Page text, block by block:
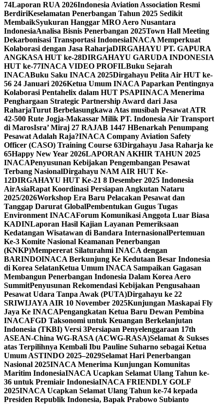
74Laporan RUA 2026Indonesia Aviation Association Resmi
BerdiriKeselamatan Penerbangan Tahun 2025 Sedikit
MembaikSyukuran Hanggar MRO Aero Nusantara
IndonesiaAnalisa Bisnis Penerbangan 2025Town Hall Meeting
Dekarbonisasi Transportasi IndonesiaINACA Memperkuat
Kolaborasi dengan Jasa RaharjaDIRGAHAYU PT. GAPURA
ANGKASA HUT ke-28DIRGAHAYU GARUDA INDONESIA
HUT ke-77INACA VIDEO PROFILBuku Sejarah
INACABuku Saku INACA 2025Dirgahayu Pelita Air HUT ke-
56 24 Januari 2026Ketua Umum INACA Paparkan Pentingnya
Kolaborasi Pentahelix dalam HUT PSAPIINACA Menerima
Penghargaan Strategic Partnership Award dari Jasa
RaharjaTurut Berbelasungkawa Atas musibah Pesawat ATR
42-500 Rute Jogja-Makassar Milik PT. Indonesia Air Transport
di MarosIsra’ Miraj 27 RAJAB 1447 HBenarkah Penumpang
Pesawat Adalah Raja?INACA Company Aviation Safety
Officer (CASO) Training Course 63Dirgahayu Jasa Raharja ke
65Happy New Year 2026LAPORAN AKHIR TAHUN 2025
INACAPenyusunan Kebijakan Pengembangan Pesawat
Terbang NasionalDirgahayu NAM AIR HUT Ke-
12DIRGAHAYU HUT Ke-21 8 Desember 2025 Indonesia
AirAsiaRapat Koordinasi Persiapan Angkutan Nataru
2025/2026Workshop Era Baru Pelacakan Pesawat dan
Tanggap Darurat GlobalPembentukan Gugus Tugas
Environment INACAForum Komunikasi Anggota Luar Biasa
KADINLaporan Hasil Kajian Layanan Pemeriksaan
Kedatangan Wisatawan di Bandara InternasionalPertemuan
Ke-3 Komite Nasional Keamanan Penerbangan
(KNKP)Mempererat Silaturahmi INACA dengan
BARINDOINACA Berkunjung Ke Kedutaan Besar Indonesia
di Korea SelatanKetua Umum INACA Sampaikan Gagasan
Membangun Penerbangan Indonesia Dalam Korea Aero
SummitPenyusunan Rekomendasi Kebijakan Pengusahaan
Pesawat Udara Tanpa Awak (PUTA)Dirgahayu ke 22
SRIWIJAYA AIR 10 November 2025Kunjungan Maskapai Fly
Jaya Ke INACAPengangkatan Ketua Baru Dewan Pembina
INACAFGD Taksonomi untuk Keuangan Berkelanjutan
Indonesia (TKBI) Versi 3Persiapan Penyelenggaraan 17th
ASEAN-China WG-RASA (ACWG-RASA)Selamat & Sukses
atas Terpilihnya Kembali Ibu Pauline Suharno sebagai Ketua
Umum ASTINDO 2025–2029Selamat Hari Penerbangan
Nasional 2025INACA Menerima Kunjungan Komunitas
Maritim IndonesiaINACA Ucapkan Selamat Ulang Tahun ke-
36 untuk Premiair IndonesiaINACA FRIENDLY GOLF
2025INACA Ucapkan Selamat Ulang Tahun ke-74 kepada
Presiden Republik Indonesia, Bapak Prabowo Subianto